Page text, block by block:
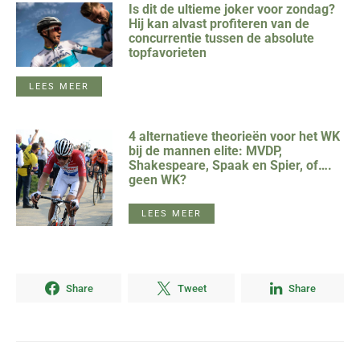
Is dit de ultieme joker voor zondag?
Hij kan alvast profiteren van de
concurrentie tussen de absolute
topfavorieten
LEES MEER
4 alternatieve theorieën voor het WK
bij de mannen elite: MVDP,
Shakespeare, Spaak en Spier, of….
geen WK?
LEES MEER
Share Tweet Share